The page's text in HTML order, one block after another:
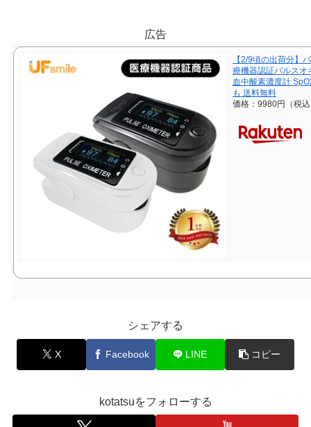
広告
【2/9頃の出荷分】
療機器認証パルスオ
血中酸素濃度計
も 送料無料
価格：9980円（税
シェアする
X Facebook LINE コピー
kotatsuをフォローする